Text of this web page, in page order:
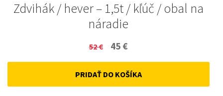
Zdvihák / hever – 1,5t / kľúč / obal na
náradie
52€
Original
price
was:
45 €
price
is:
PRIDAŤ DO KOŠÍKA